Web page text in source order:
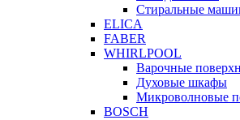
Стиральные
ELICA
FABER
WHIRLPOOL
Варочные
Духовые шкафы
Микроволновые
BOSCH